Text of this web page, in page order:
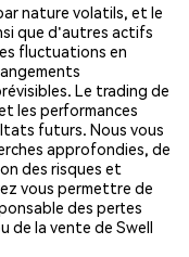
nature volatils, et le
que d'autres actifs
fluctuations en
Le trading de
les performances
futurs. Nous vous
approfondies, de
des risques et
vous permettre de
des pertes
de la vente de Swell